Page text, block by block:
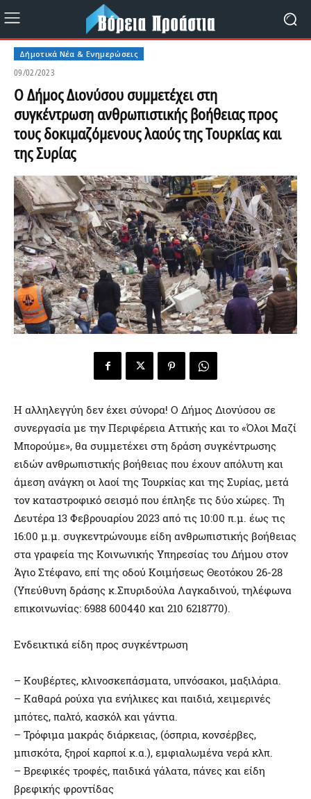
Δήμοτικά Νέα & Ενημερώσεις
09/02/2023
Ο Δήμος Διονύσου συμμετέχει στη
συγκέντρωση ανθρωπιστικής βοήθειας προς
τους δοκιμαζόμενους λαούς της Τουρκίας και
της Συρίας
Η αλληλεγγύη δεν έχει σύνορα! Ο Δήμος Διονύσου σε
συνεργασία με την Περιφέρεια Αττικής και το «Όλοι Μαζί
Μπορούμε», θα συμμετέχει στη δράση συγκέντρωσης
ειδών ανθρωπιστικής βοήθειας που έχουν απόλυτη και
άμεση ανάγκη οι λαοί της Τουρκίας και της Συρίας, μετά
τον καταστροφικό σεισμό που έπληξε τις δύο χώρες. Τη
Δευτέρα 13 Φεβρουαρίου 2023 από τις 10:00 π.μ. έως τις
16:00 μ.μ. συγκεντρώνουμε είδη ανθρωπιστικής βοήθειας
στα γραφεία της Κοινωνικής Υπηρεσίας του Δήμου στον
Άγιο Στέφανο, επί της οδού Κοιμήσεως Θεοτόκου 26-28
(Υπεύθυνη δράσης κ.Σπυριδούλα Λαγκαδινού, τηλέφωνα
επικοινωνίας: 6988 600440 και 210 6218770).
Ενδεικτικά είδη προς συγκέντρωση
– Κουβέρτες, κλινοσκεπάσματα, υπνόσακοι, μαξιλάρια.
– Καθαρά ρούχα για ενήλικες και παιδιά, χειμερινές
μπότες, παλτό, κασκόλ και γάντια.
– Τρόφιμα μακράς διάρκειας, (όσπρια, κονσέρβες,
μπισκότα, ξηροί καρποί κ.α.), εμφιαλωμένα νερά κλπ.
– Βρεφικές τροφές, παιδικά γάλατα, πάνες και είδη
βρεφικής φροντίδας